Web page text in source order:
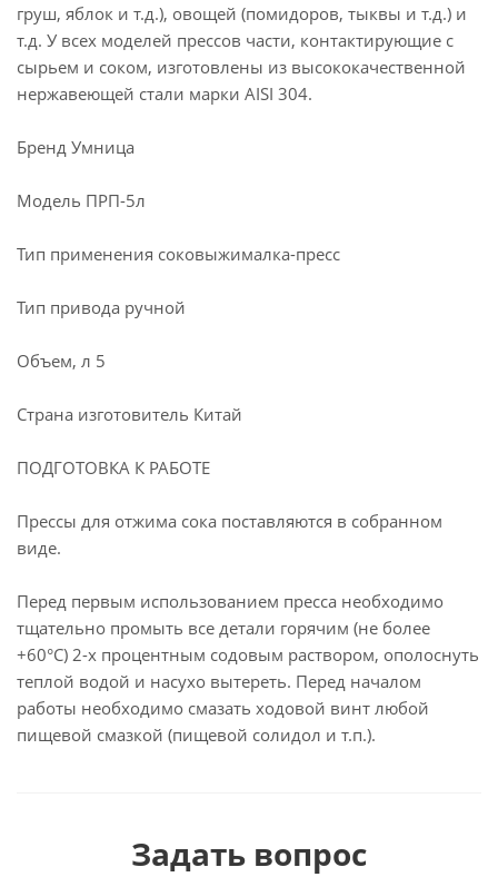
груш, яблок и т.д.), овощей (помидоров, тыквы и т.д.) и
т.д. У всех моделей прессов части, контактирующие с
сырьем и соком, изготовлены из высококачественной
нержавеющей стали марки AISI 304.
Бренд Умница
Модель ПРП-5л
Тип применения соковыжималка-пресс
Тип привода ручной
Объем, л 5
Страна изготовитель Китай
ПОДГОТОВКА К РАБОТЕ
Прессы для отжима сока поставляются в собранном
виде.
Перед первым использованием пресса необходимо
тщательно промыть все детали горячим (не более
+60°С) 2-х процентным содовым раствором, ополоснуть
теплой водой и насухо вытереть. Перед началом
работы необходимо смазать ходовой винт любой
пищевой смазкой (пищевой солидол и т.п.).
Задать вопрос